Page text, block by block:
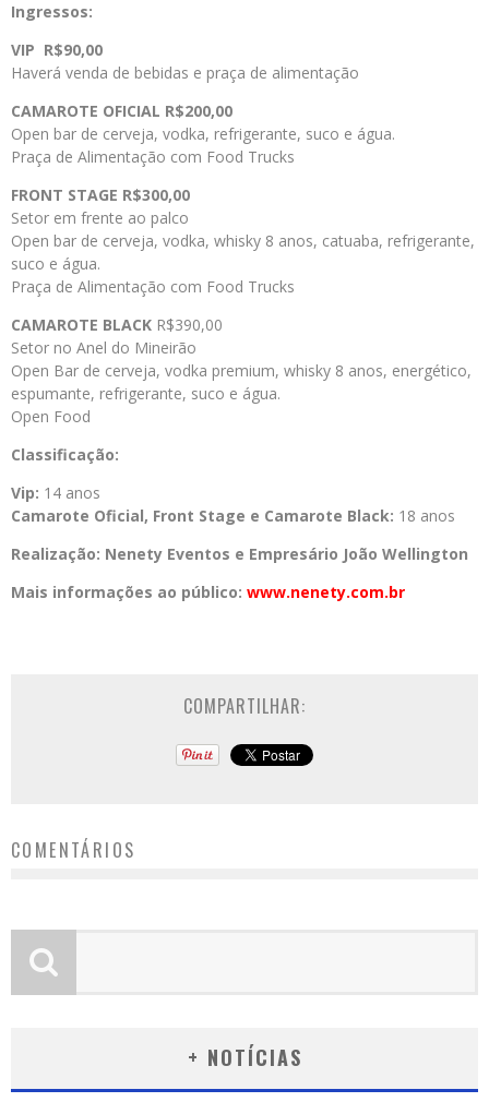
Ingressos:
VIP R$90,00
Haverá venda de bebidas e praça de alimentação
CAMAROTE OFICIAL R$200,00
Open bar de cerveja, vodka, refrigerante, suco e água.
Praça de Alimentação com Food Trucks
FRONT STAGE R$300,00
Setor em frente ao palco
Open bar de cerveja, vodka, whisky 8 anos, catuaba, refrigerante,
suco e água.
Praça de Alimentação com Food Trucks
CAMAROTE BLACK R$390,00
Setor no Anel do Mineirão
Open Bar de cerveja, vodka premium, whisky 8 anos, energético,
espumante, refrigerante, suco e água.
Open Food
Classificação:
Vip: 14 anos
Camarote Oficial, Front Stage e Camarote Black: 18 anos
Realização: Nenety Eventos e Empresário João Wellington
Mais informações ao público: www.nenety.com.br
COMPARTILHAR:
COMENTÁRIOS
+ NOTÍCIAS